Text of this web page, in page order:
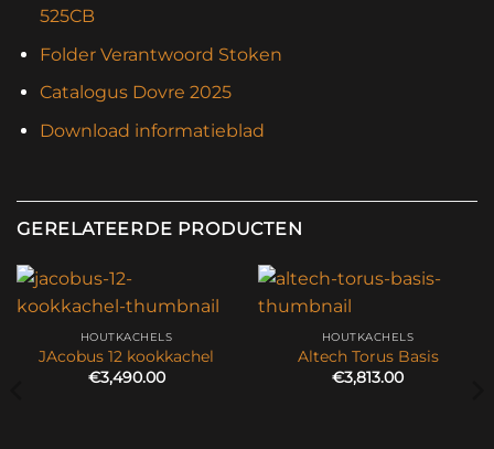
525CB
Folder Verantwoord Stoken
Catalogus Dovre 2025
Download informatieblad
GERELATEERDE PRODUCTEN
HOUTKACHELS
JAcobus 12 kookkachel
€3,490.00
HOUTKACHELS
Altech Torus Basis
€3,813.00